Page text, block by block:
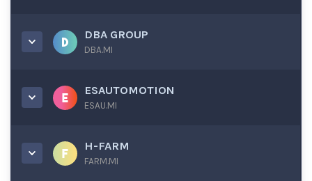
DBA GROUP
DBA.MI
ESAUTOMOTION
ESAU.MI
H-FARM
FARM.MI